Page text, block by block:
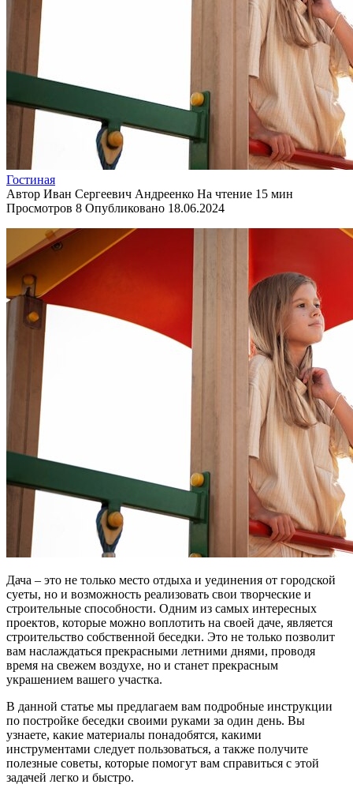
Гостиная
Автор Иван Сергеевич Андреенко На чтение 15 мин
Просмотров 8 Опубликовано 18.06.2024
Дача – это не только место отдыха и уединения от городской
суеты, но и возможность реализовать свои творческие и
строительные способности. Одним из самых интересных
проектов, которые можно воплотить на своей даче, является
строительство собственной беседки. Это не только позволит
вам наслаждаться прекрасными летними днями, проводя
время на свежем воздухе, но и станет прекрасным
украшением вашего участка.
В данной статье мы предлагаем вам подробные инструкции
по постройке беседки своими руками за один день. Вы
узнаете, какие материалы понадобятся, какими
инструментами следует пользоваться, а также получите
полезные советы, которые помогут вам справиться с этой
задачей легко и быстро.